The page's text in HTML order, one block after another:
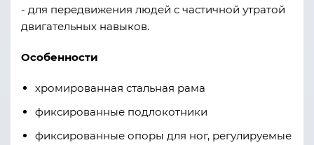
- для передвижения людей с частичной утратой
двигательных навыков.
Особенности
хромированная стальная рама
фиксированные подлокотники
фиксированные опоры для ног, регулируемые